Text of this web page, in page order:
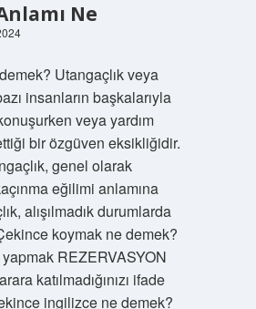
Ne
Utangaçlık veya
insanların başkalarıyla
veya yardım
bir özgüven eksikliğidir.
genel olarak
eğilimi anlamına
alışılmadık durumlarda
koymak ne demek?
REZERVASYON
katılmadığınızı ifade
ingilizce ne demek?